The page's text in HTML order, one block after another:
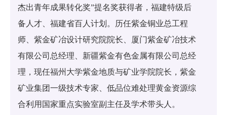
杰出青年成果转化奖”提名奖获得者，福建特级后
备人才、福建省百人计划。历任紫金铜业总工程
师、紫金矿冶设计研究院院长、厦门紫金矿冶技术
有限公司总经理、新疆紫金有色金属有限公司总经
理，现任福州大学紫金地质与矿业学院院长，紫金
矿业集团一级技术专家、低品位难处理黄金资源综
合利用国家重点实验室副主任及学术带头人。